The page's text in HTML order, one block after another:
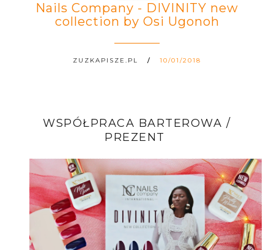
Nails Company - DIVINITY new
collection by Osi Ugonoh
ZUZKAPISZE.PL 10/01/2018
WSPÓŁPRACA BARTEROWA /
PREZENT